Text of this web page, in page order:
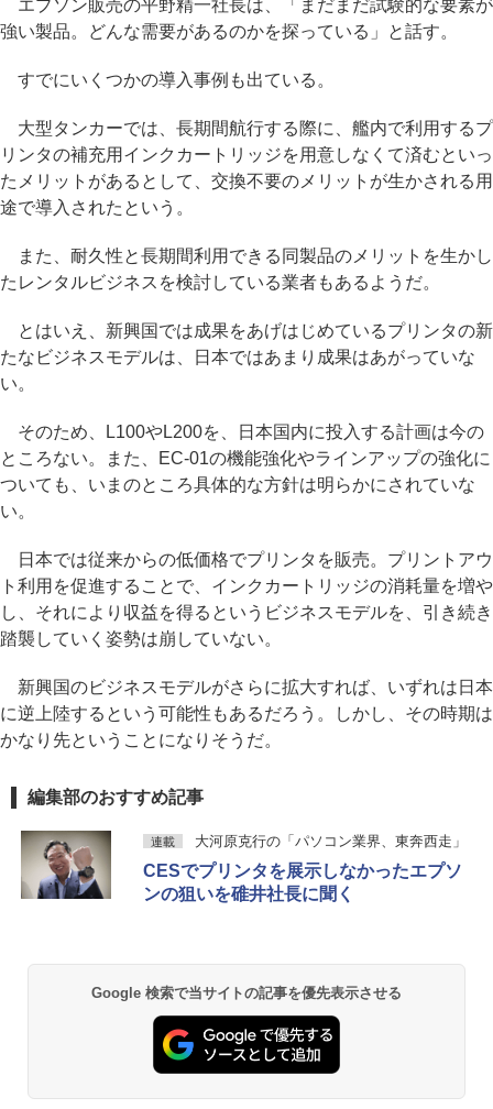
エプソン販売の平野精一社長は、「まだまだ試験的な要素が
強い製品。どんな需要があるのかを探っている」と話す。
すでにいくつかの導入事例も出ている。
大型タンカーでは、長期間航行する際に、艦内で利用するプ
リンタの補充用インクカートリッジを用意しなくて済むといっ
たメリットがあるとして、交換不要のメリットが生かされる用
途で導入されたという。
また、耐久性と長期間利用できる同製品のメリットを生かし
たレンタルビジネスを検討している業者もあるようだ。
とはいえ、新興国では成果をあげはじめているプリンタの新
たなビジネスモデルは、日本ではあまり成果はあがっていな
い。
そのため、L100やL200を、日本国内に投入する計画は今の
ところない。また、EC-01の機能強化やラインアップの強化に
ついても、いまのところ具体的な方針は明らかにされていな
い。
日本では従来からの低価格でプリンタを販売。プリントアウ
ト利用を促進することで、インクカートリッジの消耗量を増や
し、それにより収益を得るというビジネスモデルを、引き続き
踏襲していく姿勢は崩していない。
新興国のビジネスモデルがさらに拡大すれば、いずれは日本
に逆上陸するという可能性もあるだろう。しかし、その時期は
かなり先ということになりそうだ。
編集部のおすすめ記事
連載 大河原克行の「パソコン業界、東奔西走」
CESでプリンタを展示しなかったエプソ
ンの狙いを碓井社長に聞く
Google 検索で当サイトの記事を優先表示させる